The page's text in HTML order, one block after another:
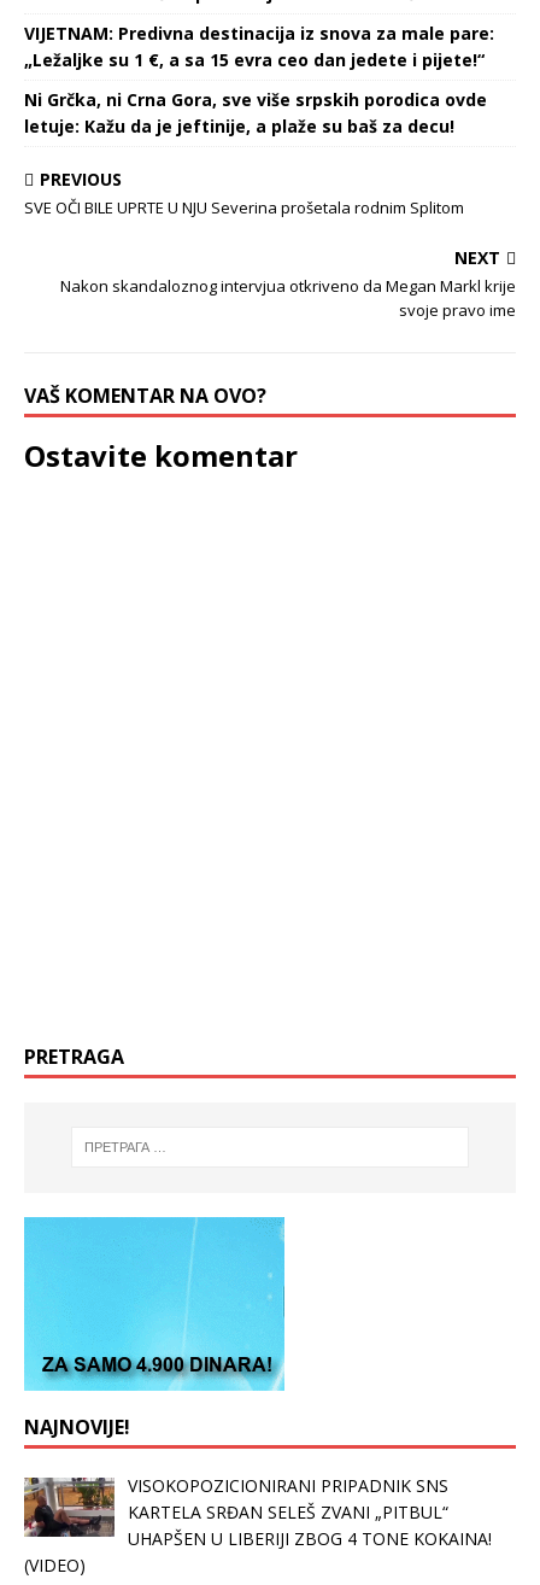
VIJETNAM: Predivna destinacija iz snova za male pare:
„Ležaljke su 1 €, a sa 15 evra ceo dan jedete i pijete!“
Ni Grčka, ni Crna Gora, sve više srpskih porodica ovde
letuje: Kažu da je jeftinije, a plaže su baš za decu!
PREVIOUS
SVE OČI BILE UPRTE U NJU Severina prošetala rodnim Splitom
NEXT
Nakon skandaloznog intervjua otkriveno da Megan Markl krije
svoje pravo ime
VAŠ KOMENTAR NA OVO?
Ostavite komentar
PRETRAGA
NAJNOVIJE!
VISOKOPOZICIONIRANI PRIPADNIK SNS
KARTELA SRĐAN SELEŠ ZVANI „PITBUL“
UHAPŠEN U LIBERIJI ZBOG 4 TONE KOKAINA!
(VIDEO)